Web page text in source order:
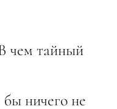
чем тайный
ничего не